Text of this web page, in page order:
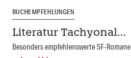
BUCHEMPFEHLUNGEN
Literatur Tachyonal…
Besonders empfehlenswerte SF-Romane